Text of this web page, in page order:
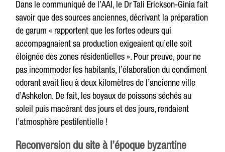
Dans le communiqué de l’AAI, le Dr Tali Erickson-Ginia fait
savoir que des sources anciennes, décrivant la préparation
de garum « rapportent que les fortes odeurs qui
accompagnaient sa production exigeaient qu’elle soit
éloignée des zones résidentielles ». Pour preuve, pour ne
pas incommoder les habitants, l’élaboration du condiment
odorant avait lieu à deux kilomètres de l’ancienne ville
d’Ashkelon. De fait, les boyaux de poissons séchés au
soleil puis macérant des jours et des jours, rendaient
l’atmosphère pestilentielle !
Reconversion du site à l’époque byzantine